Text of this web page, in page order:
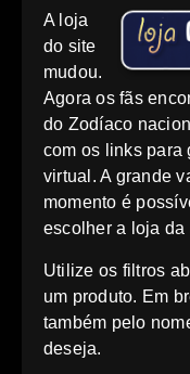
A loja
do site
mudou.
Agora os fãs
do Zodíaco
com os links para
virtual. A grande
momento é
escolher a loja da
Utilize os filtros
um produto. Em
também pelo
deseja.